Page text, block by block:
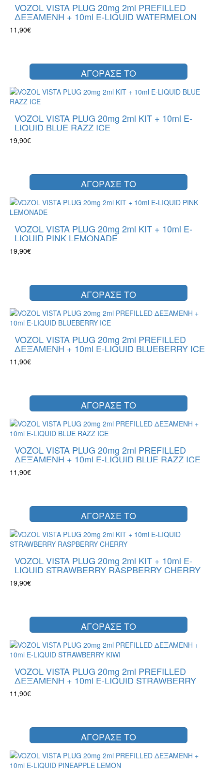
VOZOL VISTA PLUG 20mg 2ml PREFILLED
ΔΕΞΑΜΕΝΗ + 10ml E-LIQUID WATERMELON
ICE
11,90€
ΑΓΟΡΑΣΕ ΤΟ
VOZOL VISTA PLUG 20mg 2ml KIT + 10ml E-
LIQUID BLUE RAZZ ICE
19,90€
ΑΓΟΡΑΣΕ ΤΟ
VOZOL VISTA PLUG 20mg 2ml KIT + 10ml E-
LIQUID PINK LEMONADE
19,90€
ΑΓΟΡΑΣΕ ΤΟ
VOZOL VISTA PLUG 20mg 2ml PREFILLED
ΔΕΞΑΜΕΝΗ + 10ml E-LIQUID BLUEBERRY ICE
11,90€
ΑΓΟΡΑΣΕ ΤΟ
VOZOL VISTA PLUG 20mg 2ml PREFILLED
ΔΕΞΑΜΕΝΗ + 10ml E-LIQUID BLUE RAZZ ICE
11,90€
ΑΓΟΡΑΣΕ ΤΟ
VOZOL VISTA PLUG 20mg 2ml KIT + 10ml E-
LIQUID STRAWBERRY RASPBERRY CHERRY
19,90€
ΑΓΟΡΑΣΕ ΤΟ
VOZOL VISTA PLUG 20mg 2ml PREFILLED
ΔΕΞΑΜΕΝΗ + 10ml E-LIQUID STRAWBERRY
KIWI
11,90€
ΑΓΟΡΑΣΕ ΤΟ